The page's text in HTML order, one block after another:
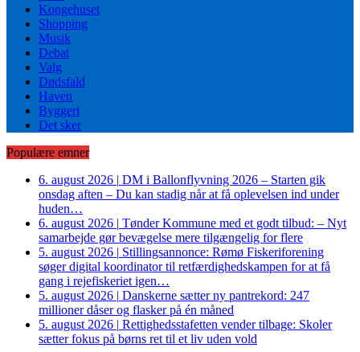
Kongehuset
Shopping
Musik
Debat
Valg
Dødsfald
Haven
Byggeri
Det sker
Populære emner
6. august 2026 | DM i Ballonflyvning 2026 – Starten gik
onsdag aften – Du kan stadig når at få oplevelsen ind under
huden…
6. august 2026 | Tønder Kommune med et godt tilbud: – Nyt
samarbejde gør bevægelse mere tilgængelig for flere
5. august 2026 | Stillingsannonce: Rømø Fiskeriforening
søger digital koordinator til retfærdighedskampen for at få
gang i rejefiskeriet igen…
5. august 2026 | Danskerne sætter ny pantrekord: 247
millioner dåser og flasker på én måned
5. august 2026 | Rettighedsstafetten vender tilbage: Skoler
sætter fokus på børns ret til et liv uden vold